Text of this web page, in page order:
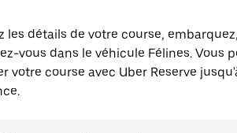
les détails de votre course,
vous dans le véhicule Félines. Vous
votre course avec Uber Reserve